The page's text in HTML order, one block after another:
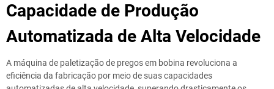
Capacidade de Produção
Automatizada de Alta Velocidade
A máquina de paletização de pregos em bobina revoluciona a
eficiência da fabricação por meio de suas capacidades